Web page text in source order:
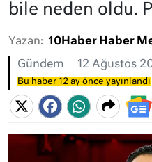
bile neden oldu.
Yazan: 10Haber Haber
Gündem 12 Ağustos
Bu haber 12 ay önce yayınlandı